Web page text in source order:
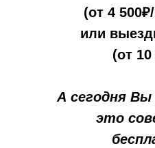
(от 4
или
(от
А сегодня Вы
это